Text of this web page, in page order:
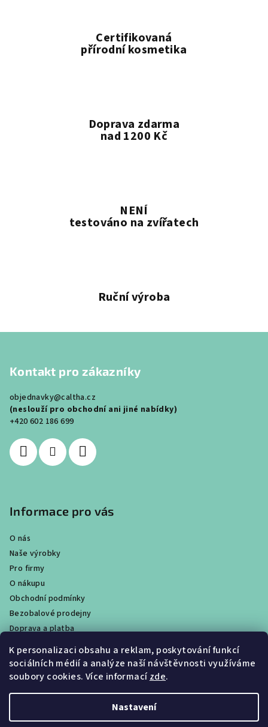
K personalizaci obsahu a reklam, poskytování funkcí
sociálních médií a analýze naší návštěvnosti využíváme
soubory cookies. Více informacízde.
Nastavení
Certifikovaná
přírodní kosmetika
Doprava zdarma
nad 1200 Kč
NENÍ
testováno na zvířatech
Ruční výroba
Kontakt pro zákazníky
objednavky@caltha.cz
(neslouží pro obchodní ani jiné nabídky)
+420 602 186 699
Informace pro vás
O nás
Naše výrobky
Pro firmy
O nákupu
Obchodní podmínky
Bezobalové prodejny
Doprava a platba
Ochrana osobních údajů / GDPR
Věrnostní program
Obchody